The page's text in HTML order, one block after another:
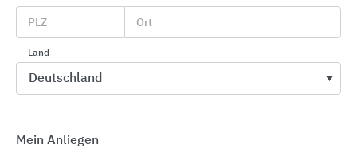
Geländersysteme
PLZ Ort
Land
Mein Anliegen